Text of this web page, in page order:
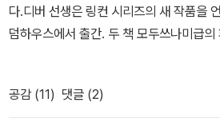
면 이 작품보다 그쪽이 훨씬 나았기 때문
가 한몫했다는 생각입니다. (완전 인정하
션 엔젤입니다. 이 책은 스탠드 얼론이지
관(?)=무대를 공유하고 있습니다. 파이크
이전에 자기 취향은 아니었다고 말했었다
에서 조이와 레이첼이 서로의 책을 바꿔읽
듬으며 베스가 죽어. 라고 말을 할때 충격
실에 샤이닝을 넣어 둔 것을 보고 엄청 웃
컥 열리자 읽고 있던 샤이닝을 움켜쥐고
단숨에 읽게 만들지. 기대되는 작품, <엣
게이고아, 9월에도 히가시노 게이고의 책
칠 수가없다. <백은의 잭>! 표지의 눈덮인
스키장에 날아온 괴한의 폭탄을 묻었다는
다.디버 선생은 링컨 시리즈의 새 작품을
덤하우스에서 출간. 두 책 모두쓰나미급의
수가 없다.<사라진 스푼>은 주기율표에
겸 사마천식 분류로 치자면 '열전'...빌 브라
공감 (11) 댓글 (2)